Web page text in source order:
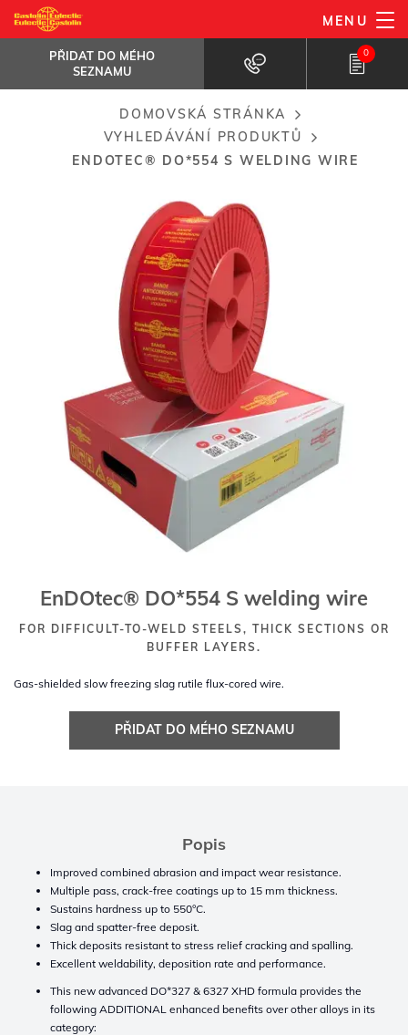
Přejít
k
hlavnímu
obsahu
MENU
PŘIDAT DO MÉHO
SEZNAMU
0
EnDOtec® DO*554 S welding
wire
For difficult-to-weld steels, thick sections...
PŘIDAT DO MÉHO
Breadcrumb
DOMOVSKÁ STRÁNKA
VYHLEDÁVÁNÍ PRODUKTŮ
ENDOTEC® DO*554 S WELDING WIRE
EnDOtec® DO*554 S welding wire
FOR DIFFICULT-TO-WELD STEELS, THICK SECTIONS OR
BUFFER LAYERS.
Gas-shielded slow freezing slag rutile flux-cored wire.
PŘIDAT DO MÉHO SEZNAMU
Popis
Improved combined abrasion and impact wear resistance.
Multiple pass, crack-free coatings up to 15 mm thickness.
Sustains hardness up to 550°C.
Slag and spatter-free deposit.
Thick deposits resistant to stress relief cracking and spalling.
Excellent weldability, deposition rate and performance.
This new advanced DO*327 & 6327 XHD formula provides the
following ADDITIONAL enhanced benefits over other alloys in its
category: